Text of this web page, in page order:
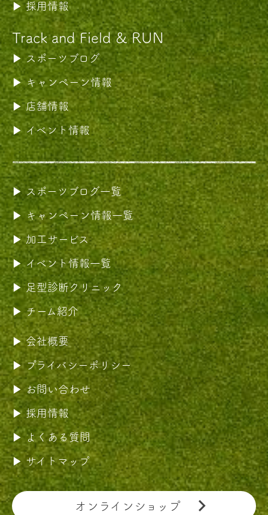
採用情報
Track and Field & RUN
スポーツブログ
キャンペーン情報
店舗情報
イベント情報
スポーツブログ一覧
キャンペーン情報一覧
加工サービス
イベント情報一覧
足型診断クリニック
チーム紹介
会社概要
プライバシーポリシー
お問い合わせ
採用情報
よくある質問
サイトマップ
オンラインショップ